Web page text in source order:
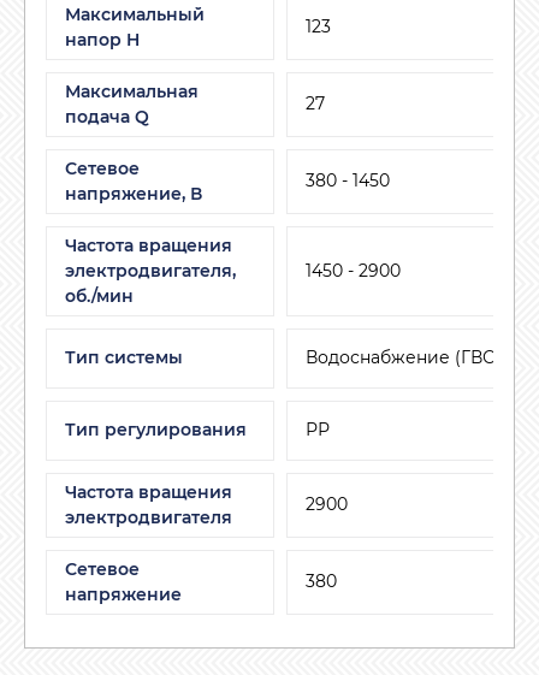
Максимальный
напор H
123
Максимальная
подача Q
27
Сетевое
напряжение, В
380 - 1450
Частота вращения
электродвигателя,
об./мин
1450 - 2900
Тип системы Водоснабжение (ГВС,
Тип регулирования РР
Частота вращения
электродвигателя
2900
Сетевое
напряжение
380